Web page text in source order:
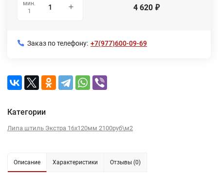
мин.
1
4 620 ₽
Заказ по телефону: +7(977)600-09-69
Категории
Липа штиль Экстра 16х120мм 2100руб\м2
Описание Характеристики Отзывы (0)